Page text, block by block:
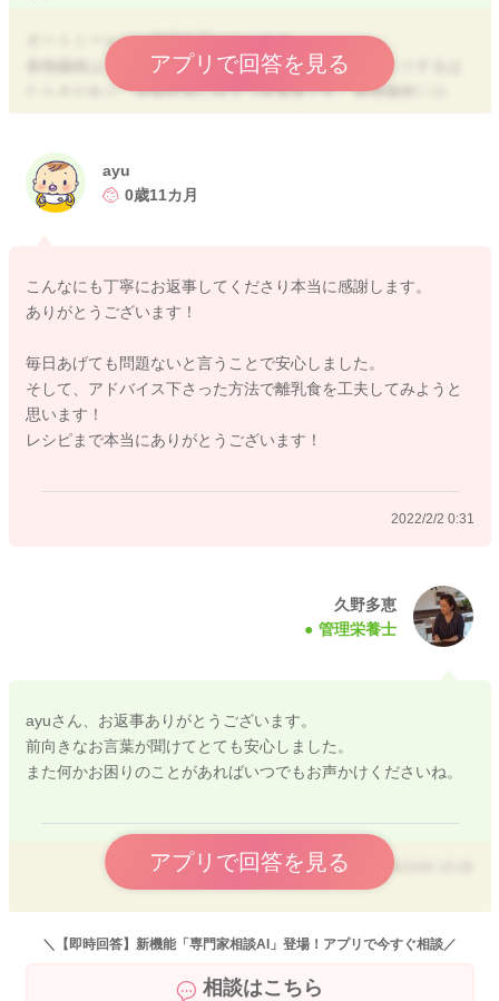
オートミールには整腸作用があります。
食物繊維は、便の量を増やしたり、善玉菌を増やしたりするは
たらきがあり、便秘対策に役立つ栄養素です。食物繊維には、
不溶性と水溶性、2種類がありますが、オートミールには、不溶
このような作用があることからも、毎日の食事にオートミール
を使用するというのは悪いことではありませんので問題ないで
験し、食体験を増やしてあげることが推奨されています。 オ
ートミールを移用すること自体は問題ないですが、メニューを
いますよ。
今後自我が芽生えて自己主張が伸びるじきになってくると、今
まで食べていたものを急に嫌がったり、好き嫌いが激しくなる
を増やし、食に対する楽しみも増えてくるのかなとかんじま
スという視点からも、1日1食程度にしておくと良いと思いま
す。
ら参考になさってください。
【離乳食のオートミールのレシピ・作り方】
https://baby-calendar.jp/baby-food-recipe/page1?q=%E3%82%
AA%E3%83%BC%E3%83%88%E3%83%9F%E3%83%BC%E
アプリで回答を見る
ayu
0歳11カ月
こんなにも丁寧にお返事してくださり本当に感謝します。
ありがとうございます！
毎日あげても問題ないと言うことで安心しました。
そして、アドバイス下さった方法で離乳食を工夫してみようと
思います！
レシピまで本当にありがとうございます！
2022/2/2 0:31
久野多恵
管理栄養士
ayuさん、お返事ありがとうございます。
前向きなお言葉が聞けてとても安心しました。
また何かお困りのことがあればいつでもお声かけくださいね。
アプリで回答を見る 2022/2/2 15:26
＼【即時回答】新機能「専門家相談AI」登場！アプリで今すぐ相談／
相談はこちら